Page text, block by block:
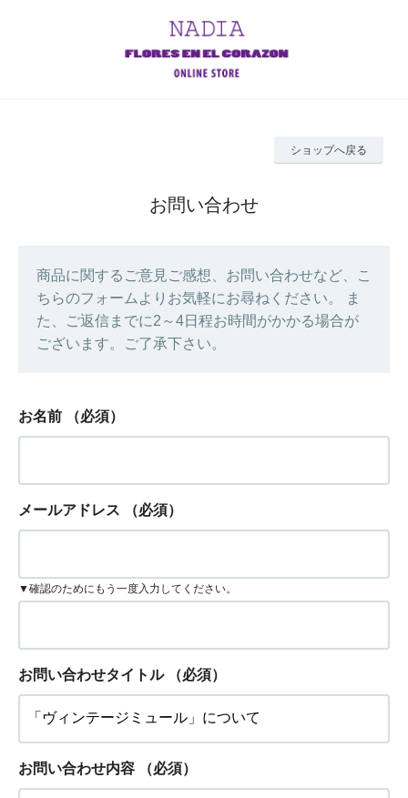
ショップへ戻る
お問い合わせ
商品に関するご意見ご感想、お問い合わせなど、こ
ちらのフォームよりお気軽にお尋ねください。 ま
た、ご返信までに2～4日程お時間がかかる場合が
ございます。ご了承下さい。
お名前 （必須）
メールアドレス （必須）
▼確認のためにもう一度入力してください。
お問い合わせタイトル （必須）
お問い合わせ内容 （必須）